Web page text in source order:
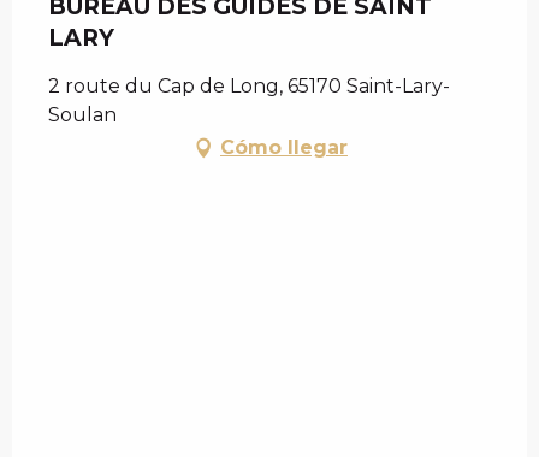
BUREAU DES GUIDES DE SAINT
LARY
2 route du Cap de Long, 65170 Saint-Lary-
Soulan
Cómo llegar